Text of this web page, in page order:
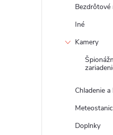
Iné
Kamery
Chladenie
Doplnky